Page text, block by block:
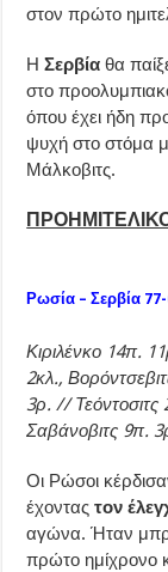
στον πρώτο
ΗΣερβίαθα
στο
όπου έχει ήδη
ψυχή στο στόμα
Μάλκοβιτς.
Ρωσία – Σερβία
Κιριλένκο 14π.
2κλ.,
3ρ. //
Σαβάνοβιτς 9π.
Οι Ρώσοι
έχονταςτον
αγώνα. Ήταν
πρώτο ημίχρονο